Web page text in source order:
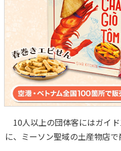
10人以上の団体客にはガイ
に、ミーソン聖域の土産物店で